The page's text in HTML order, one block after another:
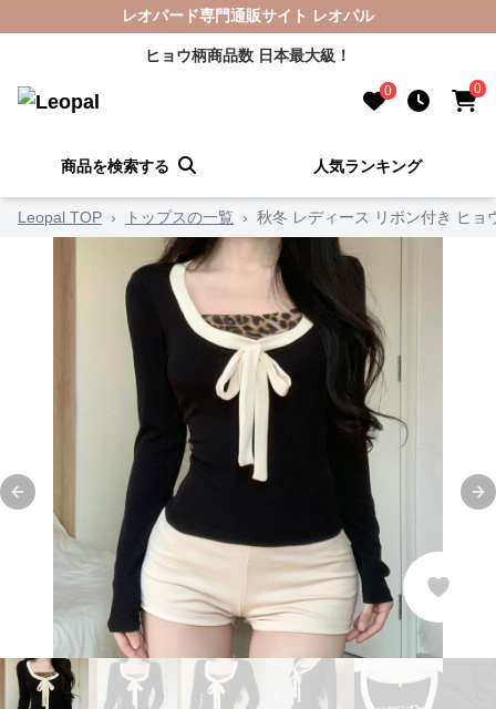
レオパード専門通販サイト レオパル
ヒョウ柄商品数 日本最大級！
0 0
商品を検索する 人気ランキング
Leopal TOP › トップスの一覧 › 秋冬 レディース リボン付き ヒョ
Previous slide